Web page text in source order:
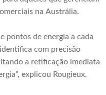
na Austrália.
pontos de energia a cada
com precisão
a retificação imediata
explicou Rougieux.